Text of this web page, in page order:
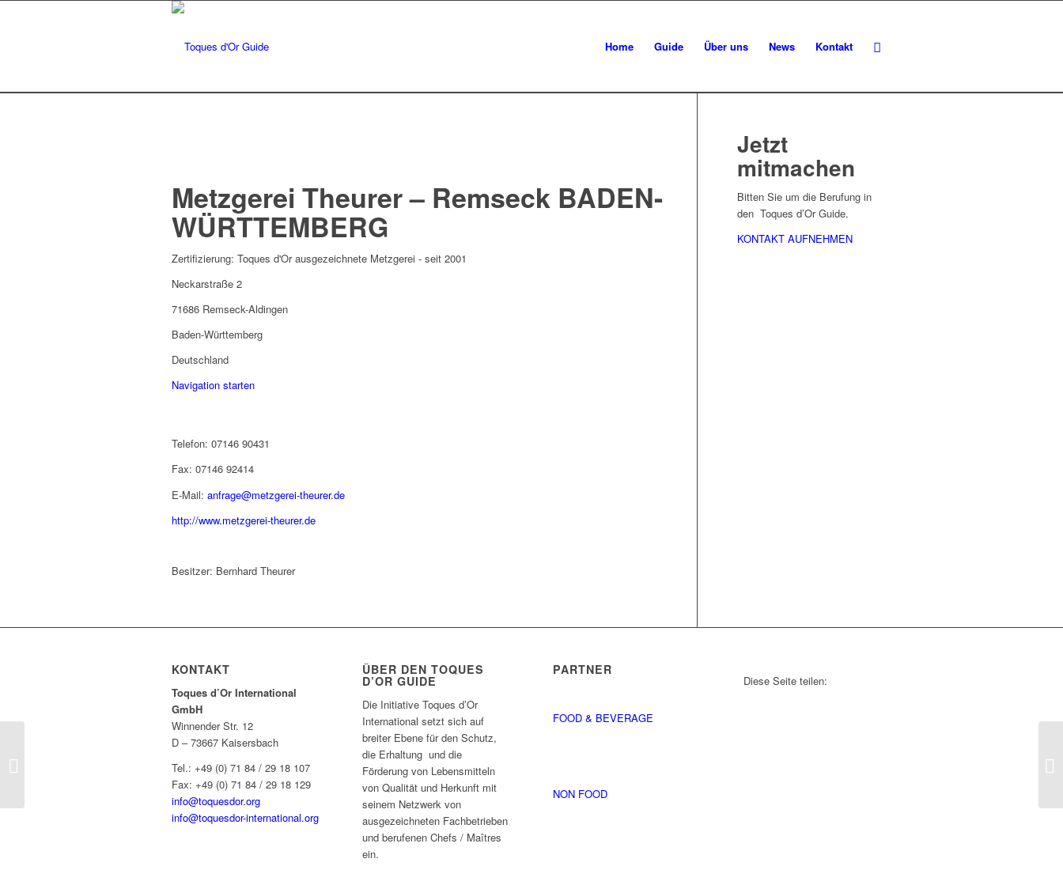
Home Guide Über uns News Kontakt
Metzgerei Theurer – Remseck BADEN-
WÜRTTEMBERG
Zertifizierung: Toques d'Or ausgezeichnete Metzgerei - seit 2001
Neckarstraße 2
71686 Remseck-Aldingen
Baden-Württemberg
Deutschland
Navigation starten
Telefon: 07146 90431
Fax: 07146 92414
E-Mail: anfrage@metzgerei-theurer.de
http://www.metzgerei-theurer.de
Besitzer: Bernhard Theurer
Jetzt
mitmachen
Bitten Sie um die Berufung in
den Toques d’Or Guide.
KONTAKT AUFNEHMEN
KONTAKT
Toques d’Or International
GmbH
Winnender Str. 12
D – 73667 Kaisersbach
Tel.: +49 (0) 71 84 / 29 18 107
Fax: +49 (0) 71 84 / 29 18 129
info@toquesdor.org
info@toquesdor-international.org
ÜBER DEN TOQUES
D’OR GUIDE
Die Initiative Toques d’Or
International setzt sich auf
breiter Ebene für den Schutz,
die Erhaltung und die
Förderung von Lebensmitteln
von Qualität und Herkunft mit
seinem Netzwerk von
ausgezeichneten Fachbetrieben
und berufenen Chefs / Maîtres
ein.
PARTNER
FOOD & BEVERAGE
NON FOOD
Diese Seite teilen: